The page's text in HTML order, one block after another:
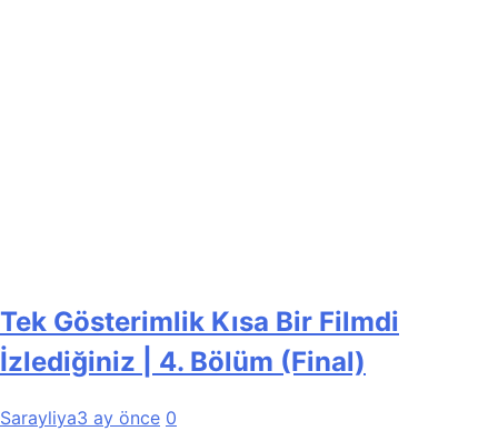
Tek Gösterimlik Kısa Bir Filmdi
İzlediğiniz | 4. Bölüm (Final)
Sarayliya3 ay önce 0